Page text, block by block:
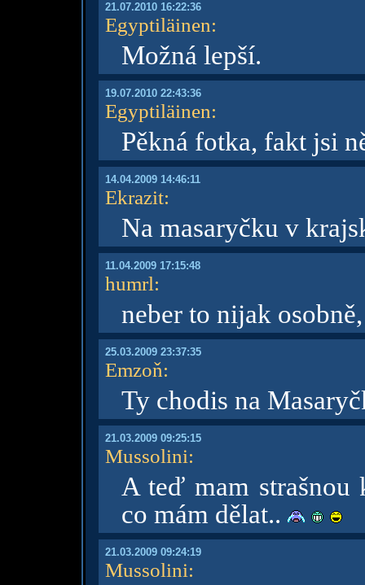
21.07.2010 16:22:36
Egyptiläinen:
Možná lepší.
19.07.2010 22:43:36
Egyptiläinen:
Pěkná fotka, fakt jsi
14.04.2009 14:46:11
Ekrazit:
Na masaryčku v
11.04.2009 17:15:48
humrl:
neber to nijak
25.03.2009 23:37:35
Emzoň:
Ty chodis na
21.03.2009 09:25:15
Mussolini:
A teď mam strašnou
co mám dělat..
21.03.2009 09:24:19
Mussolini: